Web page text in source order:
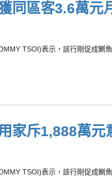
同區客3.6萬元
TSOI)表示，該行剛促成鰂
家斥1,888萬元
TSOI)表示，該行剛促成鰂